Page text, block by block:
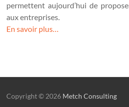
permettent aujourd’hui de
aux entreprises.
En savoir plus…
Copyright © 2026 Metch Consulting